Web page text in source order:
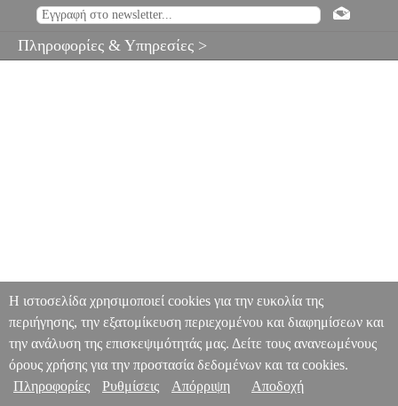
Πληροφορίες & Υπηρεσίες >
Η ιστοσελίδα χρησιμοποιεί cookies για την ευκολία της
περιήγησης, την εξατομίκευση περιεχομένου και διαφημίσεων και
την ανάλυση της επισκεψιμότητάς μας. Δείτε τους ανανεωμένους
όρους χρήσης για την προστασία δεδομένων και τα cookies.
Πληροφορίες
Ρυθμίσεις Απόρριψη Αποδοχή